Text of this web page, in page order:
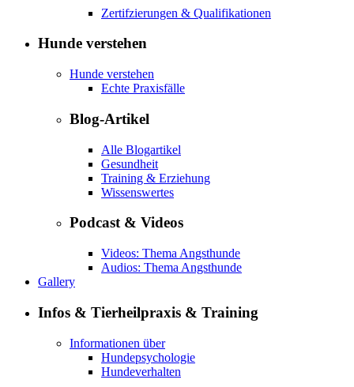
Zertifzierungen & Qualifikationen
Hunde verstehen
Hunde verstehen
Echte Praxisfälle
Blog-Artikel
Alle Blogartikel
Gesundheit
Training & Erziehung
Wissenswertes
Podcast & Videos
Videos: Thema Angsthunde
Audios: Thema Angsthunde
Gallery
Infos & Tierheilpraxis & Training
Informationen über
Hundepsychologie
Hundeverhalten